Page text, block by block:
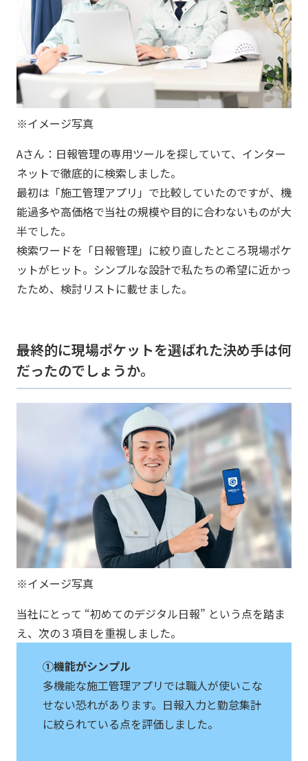
※イメージ写真
Aさん：日報管理の専用ツールを探していて、インター
ネットで徹底的に検索しました。
最初は「施工管理アプリ」で比較していたのですが、機
能過多や高価格で当社の規模や目的に合わないものが大
半でした。
検索ワードを「日報管理」に絞り直したところ現場ポケ
ットがヒット。シンプルな設計で私たちの希望に近かっ
たため、検討リストに載せました。
――最終的に現場ポケットを選ばれた決め手は何
だったのでしょうか。
※イメージ写真
当社にとって “初めてのデジタル日報” という点を踏ま
え、次の３項目を重視しました。
①機能がシンプル
多機能な施工管理アプリでは職人が使いこな
せない恐れがあります。日報入力と勤怠集計
に絞られている点を評価しました。